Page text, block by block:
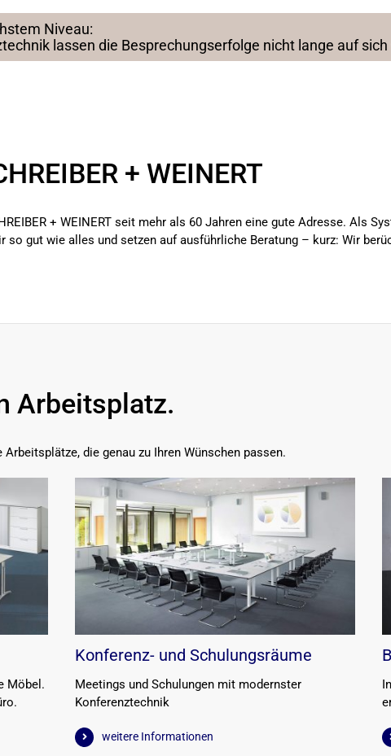
Niveau:
lassen die Besprechungserfolge nicht lange auf
+ WEINERT
+ WEINERT seit mehr als 60 Jahren eine gute Adresse. Als
so gut wie alles und setzen auf ausführliche Beratung – kurz: Wir
Arbeitsplatz.
die genau zu Ihren Wünschen passen.
Möbel.
Konferenz- und Schulungsräume
Meetings und Schulungen mit modernster
Konferenztechnik
weitere Informationen